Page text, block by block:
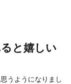
と嬉しい
思うようになりまし